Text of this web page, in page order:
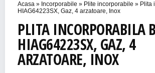
Top 15 Modele de Aragaz
Top 10 Modele de Plită cu
Acasa » Incorporabile » Plite incorporabile » Plita
HIAG64223SX, Gaz, 4 arzatoare, Inox
PLITA INCORPORABILA
HIAG64223SX, GAZ, 4
ARZATOARE, INOX